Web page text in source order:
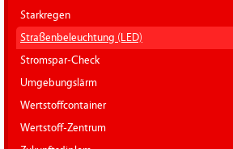
Starkregen
Straßenbeleuchtung (LED)
Stromspar-Check
Umgebungslärm
Wertstoffcontainer
Wertstoff-Zentrum